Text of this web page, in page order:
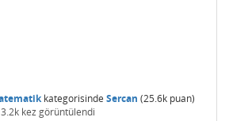
kategorisinde Sercan (25.6k puan)
3.2k kez görüntülendi